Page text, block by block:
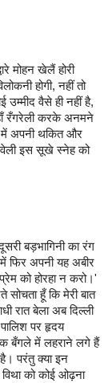
मोहन खेलैं होरी
होगी,नहीं तो
उम्‍मीद वैसे ही नहीं है,
रँगरेली करके अनमने
में अपनी थकित और
इस सूखे स्नेह को
बड़भागिनी का रंग
फिर अपनी यह अबीर
को होरहा न करो।'
सोचता हूँ कि मेरी बात
रात बेला अब दिल्ली
पर हृदय
बँगले में लहराने लगे हैं
है। परंतु क्‍या इन
विथा को कोई ओढ़ना